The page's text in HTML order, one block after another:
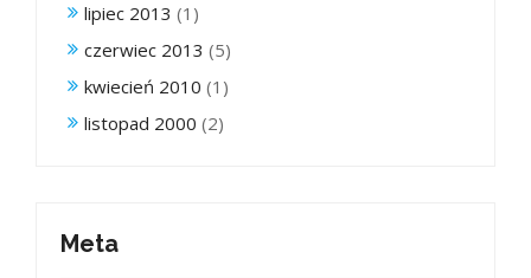
lipiec 2013 (1)
czerwiec 2013 (5)
kwiecień 2010 (1)
listopad 2000 (2)
Meta